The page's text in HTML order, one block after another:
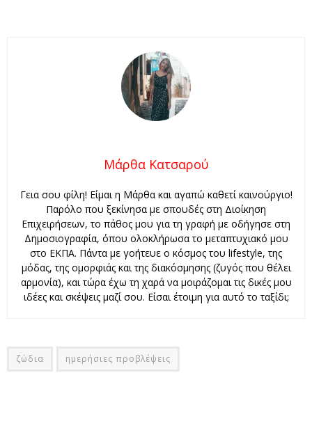
Μάρθα Κατσαρού
Γεια σου φίλη! Είμαι η Μάρθα και αγαπώ καθετί καινούργιο!
Παρόλο που ξεκίνησα με σπουδές στη Διοίκηση
Επιχειρήσεων, το πάθος μου για τη γραφή με οδήγησε στη
Δημοσιογραφία, όπου ολοκλήρωσα το μεταπτυχιακό μου
στο ΕΚΠΑ. Πάντα με γοήτευε ο κόσμος του lifestyle, της
μόδας, της ομορφιάς και της διακόσμησης (ζυγός που θέλει
αρμονία), και τώρα έχω τη χαρά να μοιράζομαι τις δικές μου
ιδέες και σκέψεις μαζί σου. Είσαι έτοιμη για αυτό το ταξίδι;
ζώδια ημερήσιες προβλέψεις